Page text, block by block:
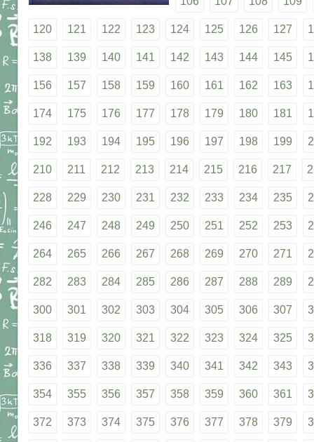
120 121 122 123 124 125 126 127
138 139 140 141 142 143 144 145
156 157 158 159 160 161 162 163
174 175 176 177 178 179 180 181
192 193 194 195 196 197 198 199
210 211 212 213 214 215 216 217
228 229 230 231 232 233 234 235
246 247 248 249 250 251 252 253
264 265 266 267 268 269 270 271
282 283 284 285 286 287 288 289
300 301 302 303 304 305 306 307
318 319 320 321 322 323 324 325
336 337 338 339 340 341 342 343
354 355 356 357 358 359 360 361
372 373 374 375 376 377 378 379